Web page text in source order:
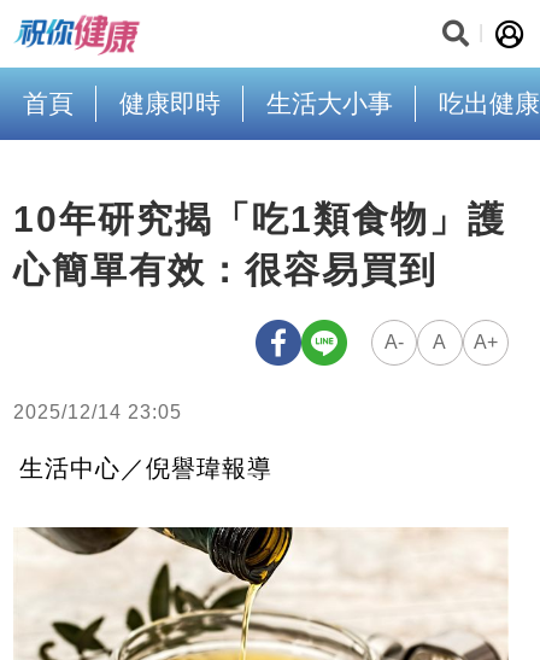
首頁 健康即時 生活大小事 吃出健康
10年研究揭「吃1類食物」護
心簡單有效：很容易買到
A- A A+
2025/12/14 23:05
生活中心／倪譽瑋報導